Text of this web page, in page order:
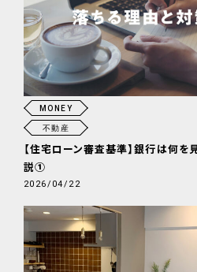
MONEY
不動産
【住宅ローン審査基準】銀行は何を
説①
2026/04/22